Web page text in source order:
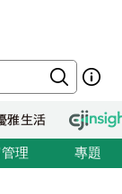
理 專題